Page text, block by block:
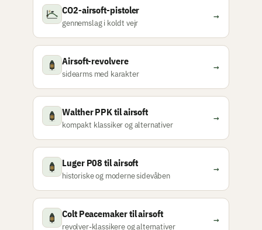
CO2-airsoft-pistoler
gennemslag i koldt vejr
→
Airsoft-revolvere
sidearms med karakter
→
Walther PPK til airsoft
kompakt klassiker og alternativer
→
Luger P08 til airsoft
historiske og moderne sidevåben
→
Colt Peacemaker til airsoft
revolver-klassikere og alternativer
→